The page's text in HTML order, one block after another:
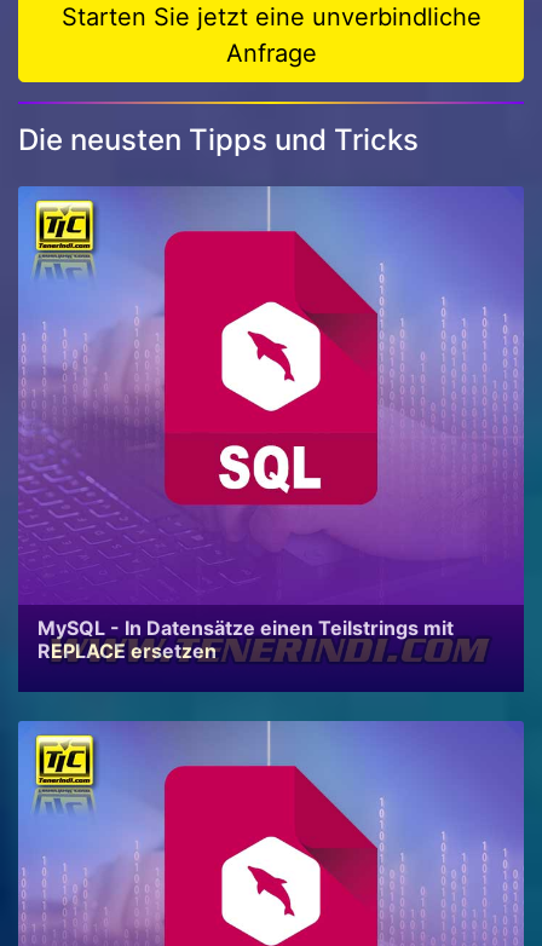
Starten Sie jetzt eine unverbindliche
Anfrage
Die neusten Tipps und Tricks
MySQL - In Datensätze einen Teilstrings mit
REPLACE ersetzen